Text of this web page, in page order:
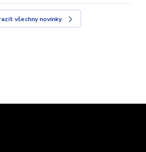
všechny novinky